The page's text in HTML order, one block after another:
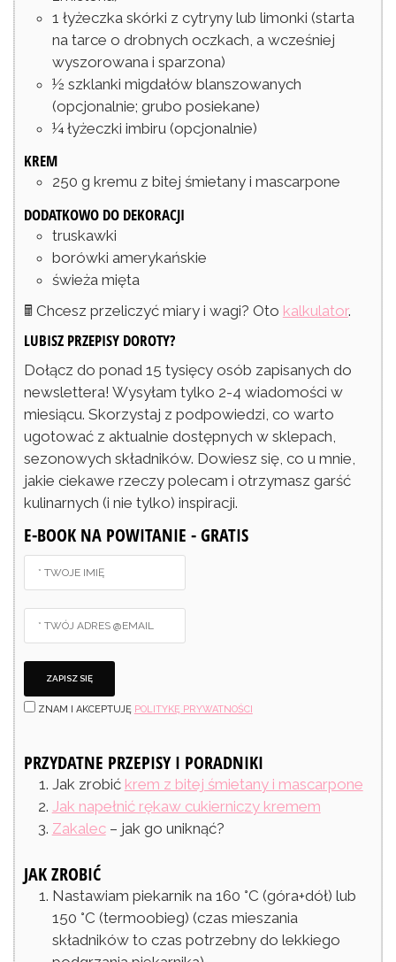
1 łyżeczka skórki z cytryny lub limonki (starta
na tarce o drobnych oczkach, a wcześniej
wyszorowana i sparzona)
½ szklanki migdałów blanszowanych
(opcjonalnie; grubo posiekane)
¼ łyżeczki imbiru (opcjonalnie)
KREM
250 g kremu z bitej śmietany i mascarpone
DODATKOWO DO DEKORACJI
truskawki
borówki amerykańskie
świeża mięta
🖩 Chcesz przeliczyć miary i wagi? Oto kalkulator.
LUBISZ PRZEPISY DOROTY?
Dołącz do ponad 15 tysięcy osób zapisanych do
newslettera! Wysyłam tylko 2-4 wiadomości w
miesiącu. Skorzystaj z podpowiedzi, co warto
ugotować z aktualnie dostępnych w sklepach,
sezonowych składników. Dowiesz się, co u mnie,
jakie ciekawe rzeczy polecam i otrzymasz garść
kulinarnych (i nie tylko) inspiracji.
E-BOOK NA POWITANIE - GRATIS
ZNAM I AKCEPTUJĘ POLITYKĘ PRYWATNOŚCI
PRZYDATNE PRZEPISY I PORADNIKI
Jak zrobić krem z bitej śmietany i mascarpone
Jak napełnić rękaw cukierniczy kremem
Zakalec– jak go uniknąć?
JAK ZROBIĆ
Nastawiam piekarnik na 160 °C (góra+dół) lub
150 °C (termoobieg) (czas mieszania
składników to czas potrzebny do lekkiego